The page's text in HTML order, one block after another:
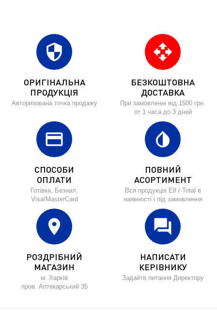
security
ОРИГІНАЛЬНА
ПРОДУКЦІЯ
Авторизована точка продажу
open_with
БЕЗКОШТОВНА
ДОСТАВКА
При замовленні від 1500 грн.
от 1 часа до 3 дней
credit_card
СПОСОБИ
ОПЛАТИ
Готівка, Безнал,
Visa/MasterCard
invert_colors
ПОВНИЙ
АСОРТИМЕНТ
Вся продукція Elf / Total в
наявності і під замовлення
location_on
РОЗДРІБНИЙ
МАГАЗИН
м. Харків
пров. Аптекарський 35
forum
НАПИСАТИ
КЕРІВНИКУ
Задайте питання Директору